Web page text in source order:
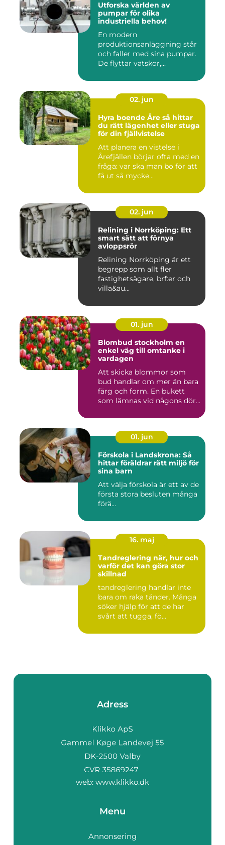
Utforska världen av
pumpar för olika
industriella behov!
En modern
produktionsanläggning står
och faller med sina pumpar.
De flyttar vätskor,...
02. jun
Hyra boende Åre så hittar
du rätt lägenhet eller stuga
för din fjällvistelse
Att planera en vistelse i
Årefjällen börjar ofta med en
fråga: var ska man bo för att
få ut så mycke...
02. jun
Relining i Norrköping: Ett
smart sätt att förnya
avloppsrör
Relining Norrköping är ett
begrepp som allt fler
fastighetsägare, brf:er och
villa&au...
01. jun
Blombud stockholm en
enkel väg till omtanke i
vardagen
Att skicka blommor som
bud handlar om mer än bara
färg och form. En bukett
som lämnas vid någons dör...
01. jun
Förskola i Landskrona: Så
hittar föräldrar rätt miljö för
sina barn
Att välja förskola är ett av de
första stora besluten många
förä...
16. maj
Tandreglering när, hur och
varför det kan göra stor
skillnad
tandreglering handlar inte
bara om raka tänder. Många
söker hjälp för att de har
svårt att tugga, fö...
Adress
web: www.klikko.dk
Menu
Annonsering